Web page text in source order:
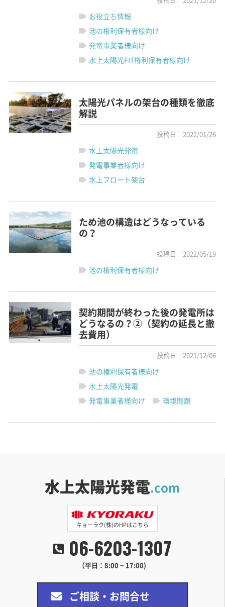
お役立ち情報
池の権利保有者様向け
発電事業者様向け
水上太陽光FIT権利保有者様向け
太陽光パネルの架台の種類を徹底
解説
投稿日 2022/01/26
水上太陽光発電
発電事業者様向け
水上フロート架台
ため池の構造はどうなっている
の？
投稿日 2022/05/19
池の権利保有者様向け
契約期間が終わった後の発電所は
どうなるの？②（契約の延長と撤
去費用）
投稿日 2021/12/06
池の権利保有者様向け
水上太陽光発電
発電事業者様向け 環境問題
水上太陽光発電.com
キョーラク(株)のHPはこちら
06-6203-1307
（平日：8:00 ~ 17:00)
ご相談・お問合せ